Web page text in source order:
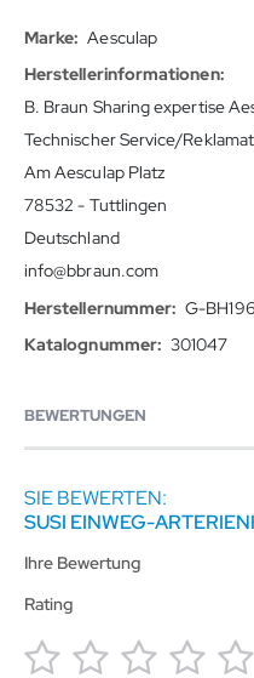
Mehr
Informationen
Aesculap
B. Braun Sharing expertise
Technischer Service/
Am Aesculap Platz
78532 - Tuttlingen
Deutschland
info@bbraun.com
G-
301047
BEWERTUNGEN
SIE BEWERTEN:
SUSI EINWEG-
Ihre Bewertung
Rating